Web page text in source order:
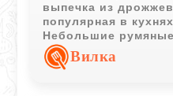
выпечка из
популярная в
Небольшие
пышными внутри и
чаепития.
Вилка